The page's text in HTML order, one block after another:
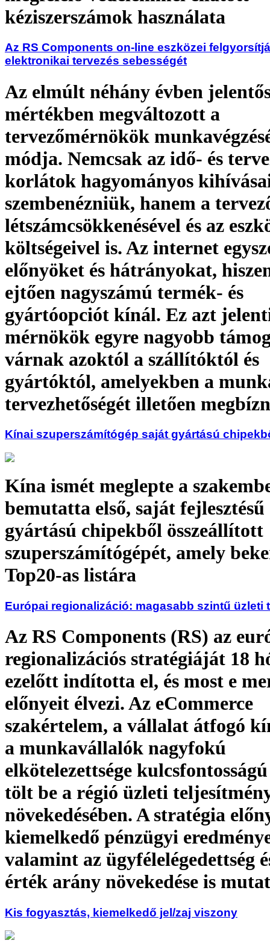
kéziszerszámok használata
Az RS Components on-line eszközei
elektronikai tervezés sebességét
Az elmúlt néhány évben
mértékben megváltozott a
tervezőmérnökök
módja. Nemcsak az idő- és
korlátok hagyományos
szembenézniük, hanem a
létszámcsökkenésével és az
költségeivel is. Az internet
előnyöket és hátrányokat,
ejtően nagyszámú termék- és
gyártóopciót kínál. Ez azt
mérnökök egyre nagyobb
várnak azoktól a szállítóktól és
gyártóktól, amelyekben a
tervezhetőségét illetően
Kínai szuperszámítógép saját gyártású
Kína ismét meglepte a
bemutatta első, saját fejlesztésű
gyártású chipekből összeállított
szuperszámítógépét, amely
Top20-as listára
Európai regionalizáció: magasabb szintű üzleti
Az RS Components (RS) az
regionalizációs stratégiáját 18
ezelőtt indította el, és most e
előnyeit élvezi. Az eCommerce
szakértelem, a vállalat átfogó
a munkavállalók nagyfokú
elkötelezettsége
tölt be a régió üzleti
növekedésében. A stratégia
kiemelkedő pénzügyi
valamint az ügyfélelégedettség
érték arány növekedése is
Kis fogyasztás, kiemelkedő jel/zaj viszony